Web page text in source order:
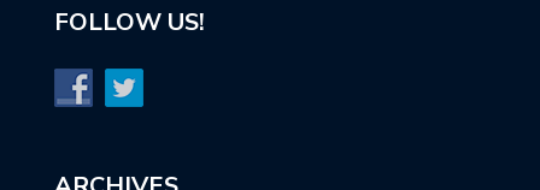
FOLLOW US!